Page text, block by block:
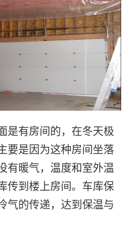
是有房间的，在冬天极
要是因为这种房间坐落
有暖气，温度和室外温
传到楼上房间。车库保
气的传递，达到保温与